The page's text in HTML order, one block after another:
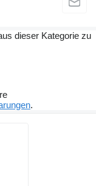
dieser Kategorie zu
.